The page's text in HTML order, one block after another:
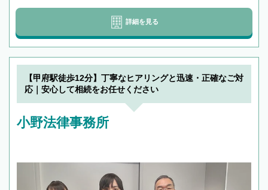
詳細を見る
【甲府駅徒歩12分】丁寧なヒアリングと迅速・正確なご対
応｜安心して相続をお任せください
小野法律事務所